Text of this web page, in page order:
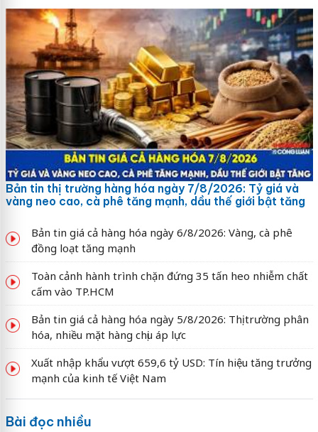
Bản tin thị trường hàng hóa ngày 7/8/2026: Tỷ giá và
vàng neo cao, cà phê tăng mạnh, dầu thế giới bật tăng
Bản tin giá cả hàng hóa ngày 6/8/2026: Vàng, cà phê
đồng loạt tăng mạnh
Toàn cảnh hành trình chặn đứng 35 tấn heo nhiễm chất
cấm vào TP.HCM
Bản tin giá cả hàng hóa ngày 5/8/2026: Thị trường phân
hóa, nhiều mặt hàng chịu áp lực
Xuất nhập khẩu vượt 659,6 tỷ USD: Tín hiệu tăng trưởng
mạnh của kinh tế Việt Nam
Bài đọc nhiều